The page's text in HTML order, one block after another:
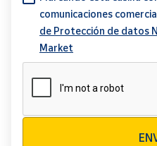
comunicaciones
de Protección de datos
Market